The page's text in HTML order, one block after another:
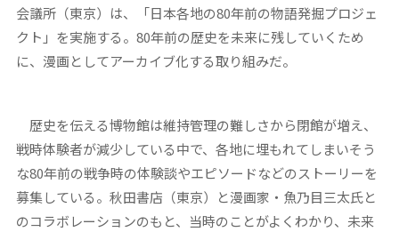
会議所（東京）は、「日本各地の80年前の物語発掘プロジェ
クト」を実施する。80年前の歴史を未来に残していくため
に、漫画としてアーカイブ化する取り組みだ。
歴史を伝える博物館は維持管理の難しさから閉館が増え、
戦時体験者が減少している中で、各地に埋もれてしまいそう
な80年前の戦争時の体験談やエピソードなどのストーリーを
募集している。秋田書店（東京）と漫画家・魚乃目三太氏と
のコラボレーションのもと、当時のことがよくわかり、未来